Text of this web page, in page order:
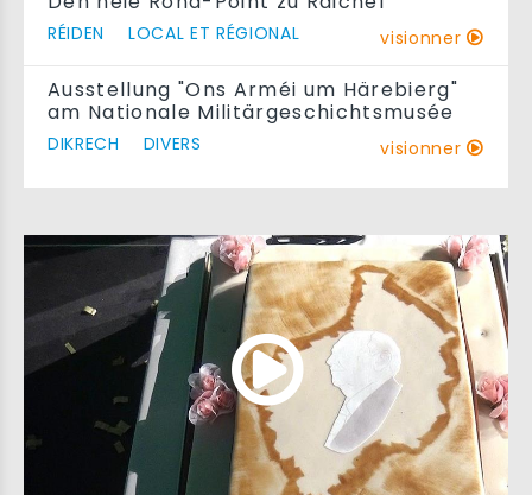
RÉIDEN LOCAL ET RÉGIONAL visionner
Ausstellung "Ons Arméi um Härebierg"
am Nationale Militärgeschichtsmusée
DIKRECH DIVERS visionner